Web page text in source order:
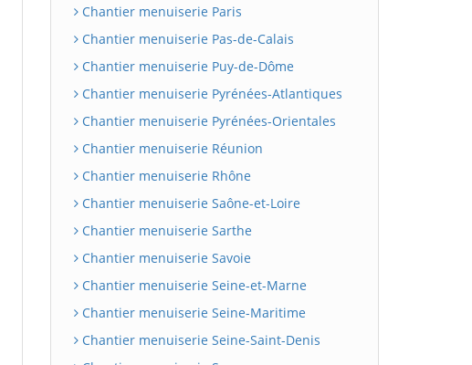
Chantier menuiserie Paris
Chantier menuiserie Pas-de-Calais
Chantier menuiserie Puy-de-Dôme
Chantier menuiserie Pyrénées-Atlantiques
Chantier menuiserie Pyrénées-Orientales
Chantier menuiserie Réunion
Chantier menuiserie Rhône
Chantier menuiserie Saône-et-Loire
Chantier menuiserie Sarthe
Chantier menuiserie Savoie
Chantier menuiserie Seine-et-Marne
Chantier menuiserie Seine-Maritime
Chantier menuiserie Seine-Saint-Denis